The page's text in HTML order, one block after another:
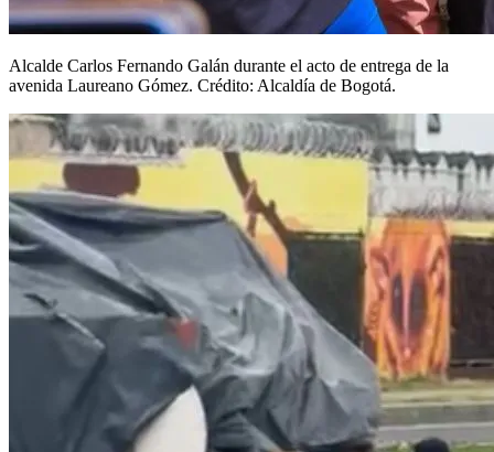
Alcalde Carlos Fernando Galán durante el acto de entrega de la
avenida Laureano Gómez. Crédito: Alcaldía de Bogotá.